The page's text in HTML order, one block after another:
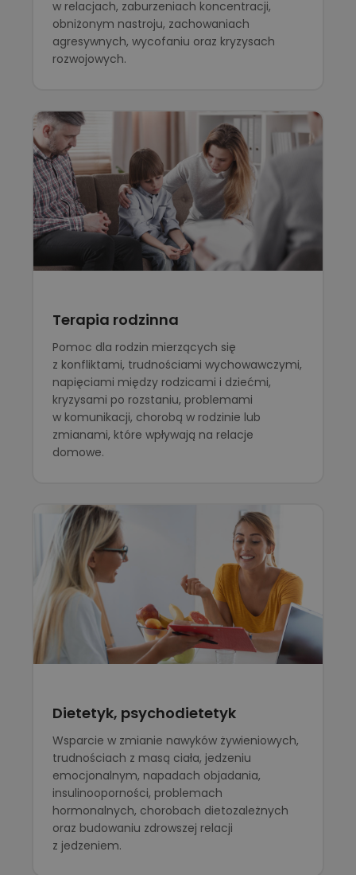
w relacjach, zaburzeniach koncentracji,
obniżonym nastroju, zachowaniach
agresywnych, wycofaniu oraz kryzysach
rozwojowych.
Terapia rodzinna
Pomoc dla rodzin mierzących się
z konfliktami, trudnościami wychowawczymi,
napięciami między rodzicami i dziećmi,
kryzysami po rozstaniu, problemami
w komunikacji, chorobą w rodzinie lub
zmianami, które wpływają na relacje
domowe.
Dietetyk, psychodietetyk
Wsparcie w zmianie nawyków żywieniowych,
trudnościach z masą ciała, jedzeniu
emocjonalnym, napadach objadania,
insulinooporności, problemach
hormonalnych, chorobach dietozależnych
oraz budowaniu zdrowszej relacji
z jedzeniem.